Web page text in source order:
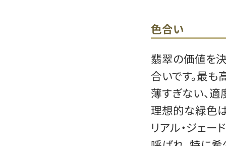
色合い
翡翠の価値を
合いです。最も
薄すぎない、
理想的な緑色
リアル・ジェー